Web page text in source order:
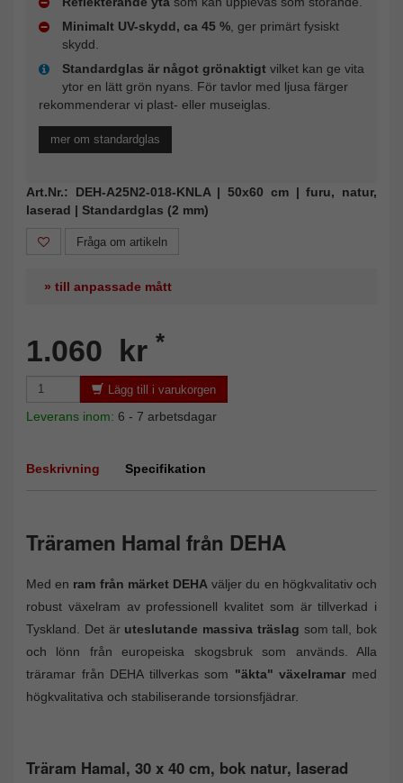
Minimalt UV-skydd, ca 45 % , ger primärt fysiskt
skydd.
Standardglas är något grönaktigt vilket kan ge vita
ytor en lätt grön nyans. För tavlor med ljusa färger
rekommenderar vi plast- eller museiglas.
mer om standardglas
Art.Nr.: DEH-A25N2-018-KNLA | 50x60 cm | furu, natur,
laserad | Standardglas (2 mm)
Fråga om artikeln
» till anpassade mått
1.060 kr *
Lägg till i varukorgen
Leverans inom: 6 - 7 arbetsdagar
Beskrivning Specifikation
Träramen Hamal från DEHA
Med en ram från märket DEHA väljer du en högkvalitativ och
robust växelram av professionell kvalitet som är tillverkad i
Tyskland. Det är uteslutande massiva träslag som tall, bok
och lönn från europeiska skogsbruk som används. Alla
träramar från DEHA tillverkas som "äkta" växelramar med
högkvalitativa och stabiliserande torsionsfjädrar.
Träram Hamal, 30 x 40 cm, bok natur, laserad